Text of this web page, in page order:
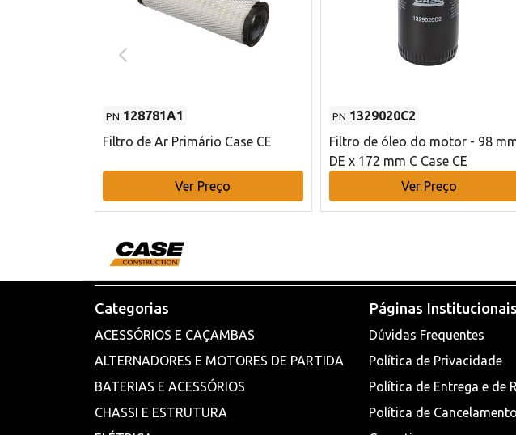
PN 128781A1
Filtro de Ar Primário Case CE
Ver Preço
PN 1329020C2
Filtro de óleo do motor - 98
DE x 172 mm C Case CE
Ver Preço
Categorias
ACESSÓRIOS E CAÇAMBAS
ALTERNADORES E MOTORES DE PARTIDA
BATERIAS E ACESSÓRIOS
CHASSI E ESTRUTURA
Páginas Institucionais
Dúvidas Frequentes
Política de Privacidade
Política de Entrega e de
Política de